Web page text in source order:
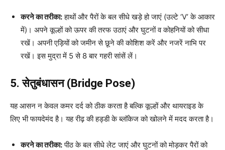
करने का तरीका:हाथों और पैरों के बल सीधे खड़े हो जाएं (उल्टे ‘V’ के आकार
में)। अपने कूल्हों को ऊपर की तरफ उठाएं और घुटनों व कोहनियों को सीधा
रखें। अपनी एड़ियों को जमीन से छूने की कोशिश करें और नजरें नाभि पर
रखें। इस मुद्रा में 5 से 8 बार गहरी सांसें लें।
5. सेतुबंधासन (Bridge Pose)
यह आसन न केवल कमर दर्द को ठीक करता है बल्कि कूल्हों और थायराइड के
लिए भी फायदेमंद है। यह रीढ़ की हड्डी के ब्लॉकेज को खोलने में मदद करता है।
करने का तरीका:पीठ के बल सीधे लेट जाएं और घुटनों को मोड़कर पैरों को